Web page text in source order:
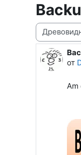
Режим
от